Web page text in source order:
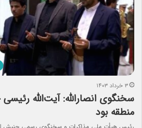
۳ خرداد ۱۴۰۳
سخنگوی انصارالله: آیت‌الله
منطقه بود